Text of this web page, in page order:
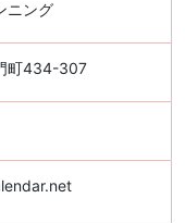
ニング
町434-307